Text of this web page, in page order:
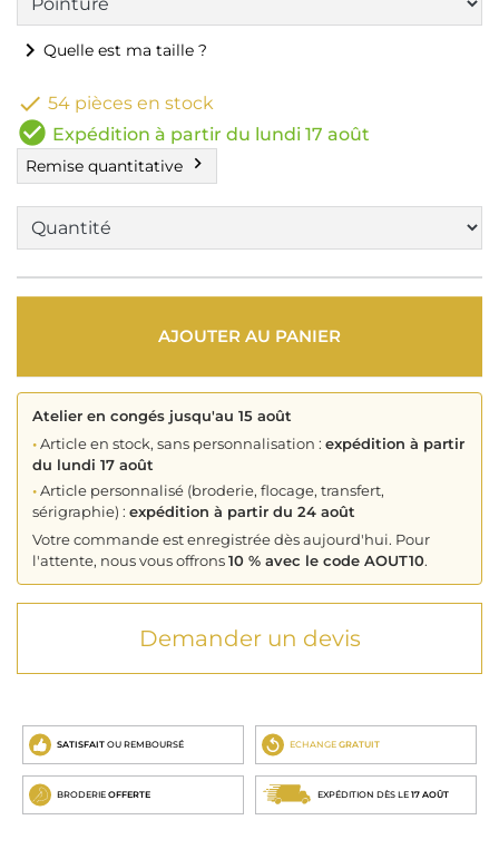
chevron_right Quelle est ma taille ?
 54 pièces en stock
check_circle Expédition à partir du lundi 17 août
Remise quantitative chevron_right
AJOUTER AU PANIER
Atelier en congés jusqu'au 15 août
•Article en stock, sans personnalisation : expédition à partir
du lundi 17 août
•Article personnalisé (broderie, flocage, transfert,
sérigraphie) : expédition à partir du 24 août
Votre commande est enregistrée dès aujourd'hui. Pour
l'attente, nous vous offrons10 % avec le code AOUT10.
Demander un devis
SATISFAIT OU REMBOURSÉ ECHANGE GRATUIT
BRODERIE OFFERTE EXPÉDITION DÈS LE 17 AOÛT